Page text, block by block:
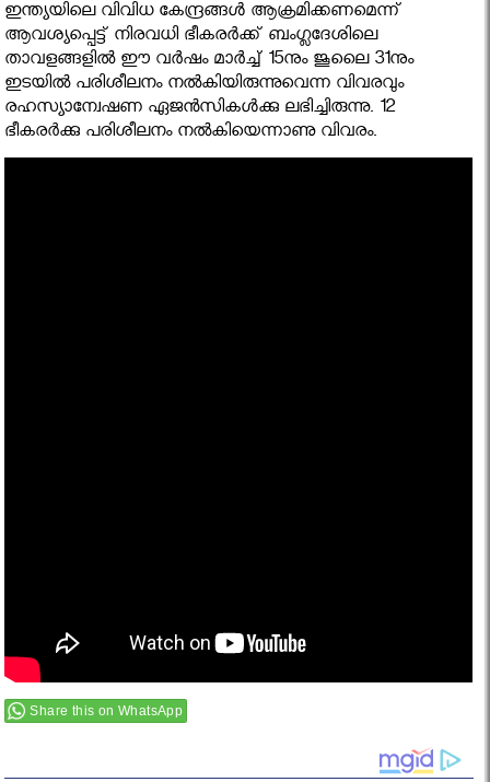
ഇന്ത്യയിലെ വിവിധ കേന്ദ്രങ്ങൾ ആക്രമിക്കണമെന്ന്
ആവശ്യപ്പെട്ട് നിരവധി ഭീകരർക്ക് ബംഗ്ലദേശിലെ
താവളങ്ങളിൽ ഈ വർഷം മാർച്ച് 15നും ജൂലൈ 31നും
ഇടയിൽ പരിശീലനം നൽകിയിരുന്നുവെന്ന വിവരവും
രഹസ്യാന്വേഷണ ഏജൻസികൾക്കു ലഭിച്ചിരുന്നു. 12
ഭീകരര്‍ക്കു പരിശീലനം നൽകിയെന്നാണു വിവരം.
Share this on WhatsApp